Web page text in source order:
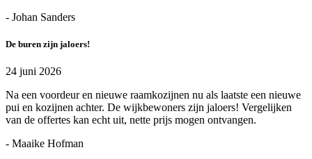
- Johan Sanders
De buren zijn jaloers!
24 juni 2026
Na een voordeur en nieuwe raamkozijnen nu als laatste een nieuwe
pui en kozijnen achter. De wijkbewoners zijn jaloers! Vergelijken
van de offertes kan echt uit, nette prijs mogen ontvangen.
- Maaike Hofman